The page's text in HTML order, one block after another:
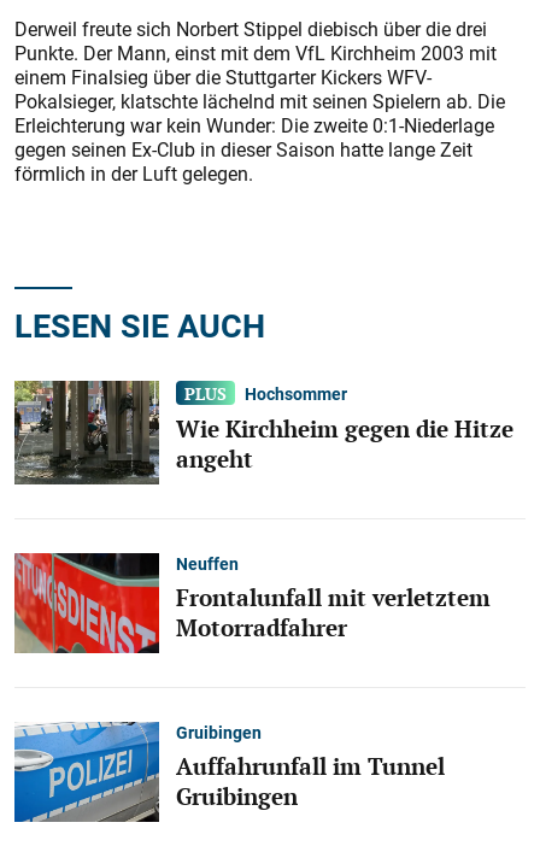
Derweil freute sich Norbert Stippel diebisch über die drei
Punkte. Der Mann, einst mit dem VfL Kirchheim 2003 mit
einem Finalsieg über die Stuttgarter Kickers WFV-
Pokalsieger, klatschte lächelnd mit seinen Spielern ab. Die
Erleichterung war kein Wunder: Die zweite 0:1-Niederlage
gegen seinen Ex-Club in dieser Saison hatte lange Zeit
förmlich in der Luft gelegen.
LESEN SIE AUCH
Hochsommer
Wie Kirchheim gegen die Hitze
angeht
Neuffen
Frontalunfall mit verletztem
Motorradfahrer
Gruibingen
Auffahrunfall im Tunnel
Gruibingen